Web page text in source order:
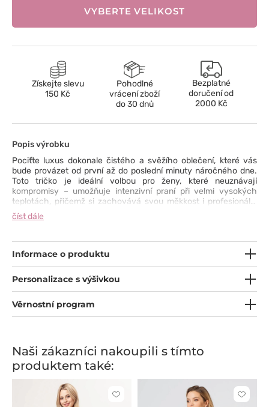
VYBERTE VELIKOST
Získejte slevu
150 Kč
Pohodlné
vrácení zboží
do 30 dnů
Bezplatné
doručení od
2000 Kč
Popis výrobku
Pociťte luxus dokonale čistého a svěžího oblečení, které vás
bude provázet od první až do poslední minuty náročného dne.
Toto tričko je ideální volbou pro ženy, které neuznávají
kompromisy – umožňuje intenzivní praní při velmi vysokých
teplotách, přičemž si zachovává svou měkkost i profesionální
vzhled. Mimořádně jemná, a zároveň velmi odolná prémiová
bavlna poskytuje pokožce přirozenou prodyšnost a maximální
svůj tvar i velikost a vždy vypadá bezchybně, takže se můžete
cítit sebejistě každý den.
číst dále
Informace o produktu
Personalizace s výšivkou
Věrnostní program
Naši zákazníci nakoupili s tímto
produktem také:
Kliknutím